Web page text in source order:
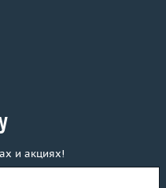
и акциях!